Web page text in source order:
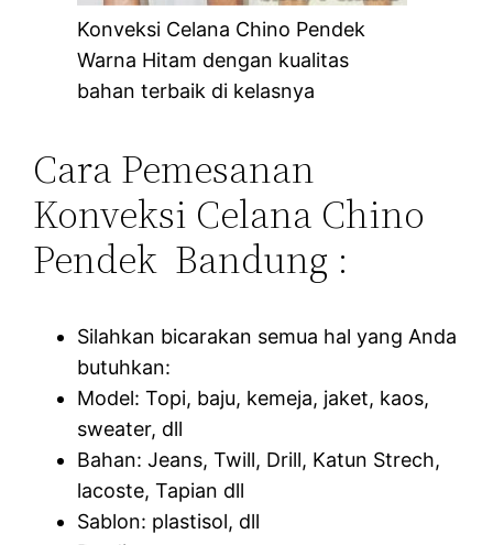
Konveksi Celana Chino Pendek
Warna Hitam dengan kualitas
bahan terbaik di kelasnya
Cara Pemesanan
Konveksi Celana Chino
Pendek Bandung :
Silahkan bicarakan semua hal yang Anda
butuhkan:
Model: Topi, baju, kemeja, jaket, kaos,
sweater, dll
Bahan: Jeans, Twill, Drill, Katun Strech,
lacoste, Tapian dll
Sablon: plastisol, dll